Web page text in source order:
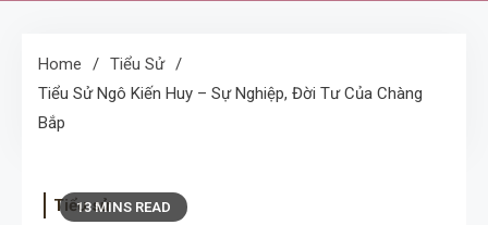
Home
Tiểu Sử
Tiểu Sử Ngô Kiến Huy – Sự Nghiệp, Đời Tư Của Chàng
Bắp
13 MINS READ
Tiểu sử